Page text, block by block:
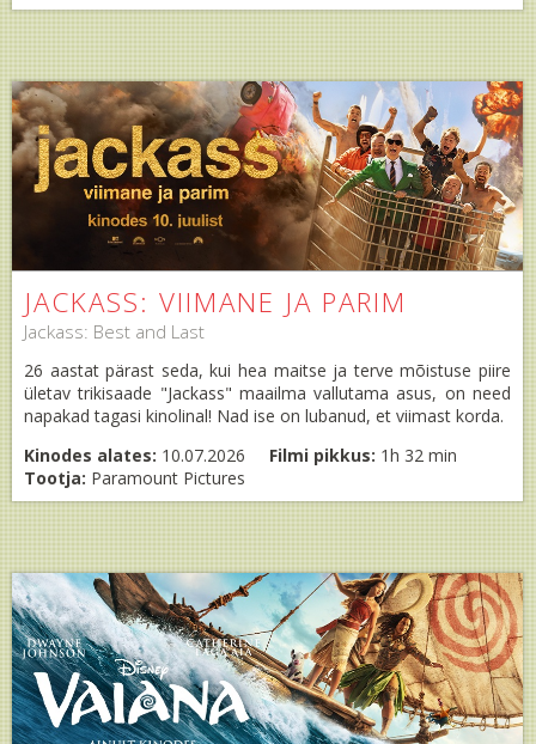
JACKASS: VIIMANE JA PARIM
Jackass: Best and Last
26 aastat pärast seda, kui hea maitse ja terve mõistuse piire
ületav trikisaade "Jackass" maailma vallutama asus, on need
napakad tagasi kinolinal! Nad ise on lubanud, et viimast korda.
Kinodes alates: 10.07.2026 Filmi pikkus: 1h 32 min
Tootja: Paramount Pictures